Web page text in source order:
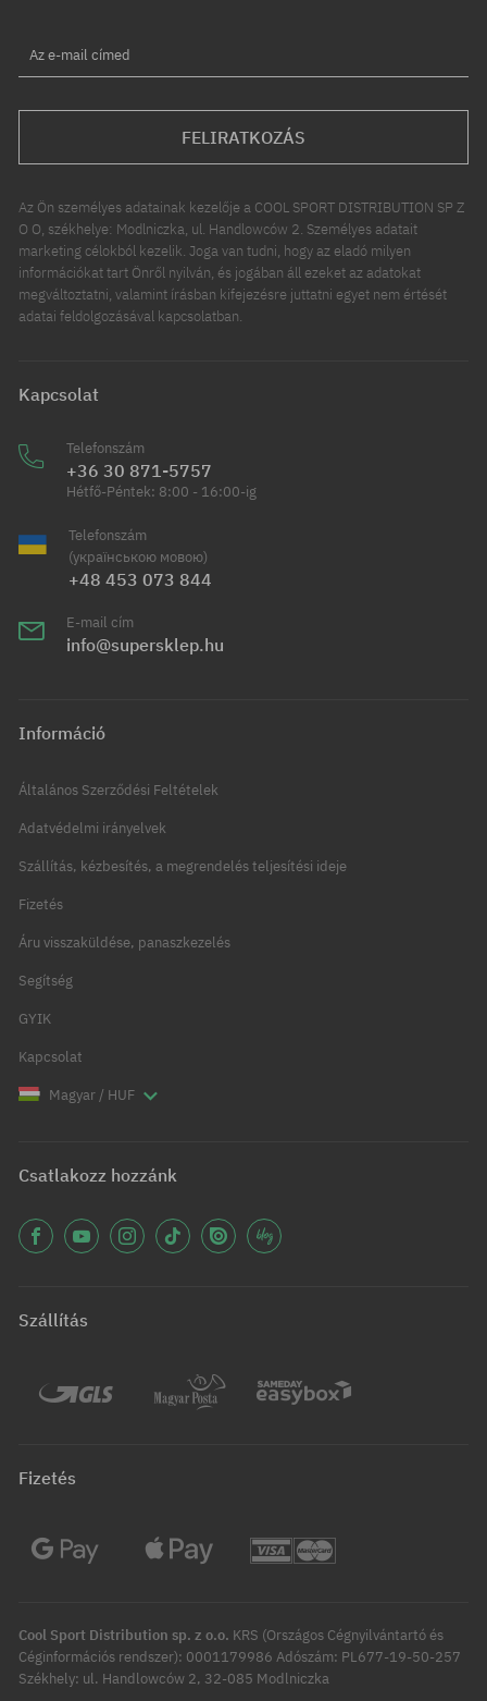
Az e-mail címed
FELIRATKOZÁS
Az Ön személyes adatainak kezelője a COOL SPORT DISTRIBUTION SP Z
O O, székhelye: Modlniczka, ul. Handlowców 2. Személyes adatait
marketing célokból kezelik. Joga van tudni, hogy az eladó milyen
információkat tart Önről nyilván, és jogában áll ezeket az adatokat
megváltoztatni, valamint írásban kifejezésre juttatni egyet nem értését
adatai feldolgozásával kapcsolatban.
Kapcsolat
Telefonszám
+36 30 871-5757
Hétfő-Péntek: 8:00 - 16:00-ig
Telefonszám
(українською мовою)
+48 453 073 844
E-mail cím
info@supersklep.hu
Információ
Általános Szerződési Feltételek
Adatvédelmi irányelvek
Szállítás, kézbesítés, a megrendelés teljesítési ideje
Fizetés
Áru visszaküldése, panaszkezelés
Segítség
GYIK
Kapcsolat
Magyar / HUF
Csatlakozz hozzánk
Szállítás
Fizetés
Cool Sport Distribution sp. z o.o. KRS (Országos Cégnyilvántartó és
Céginformációs rendszer): 0001179986 Adószám: PL677-19-50-257
Székhely: ul. Handlowców 2, 32-085 Modlniczka